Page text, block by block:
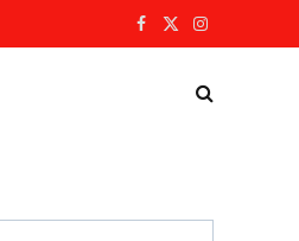
Facebook
X
Instagram